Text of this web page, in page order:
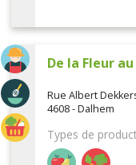
De la Fleur
Rue Albert
4608 - Dalhem
Types de